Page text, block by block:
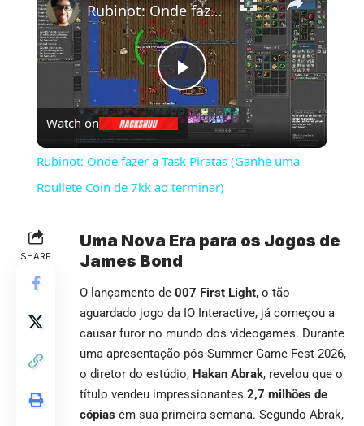
Play
Video
Rubinot: Onde fazer a Task Piratas (Ganhe uma Roullete Coin de 7kk ao terminar)
Watch on
Rubinot: Onde fazer a Task Piratas (Ganhe uma
Roullete Coin de 7kk ao terminar)
SHARE
Uma Nova Era para os Jogos de
James Bond
O lançamento de 007 First Light, o tão
aguardado jogo da IO Interactive, já começou a
causar furor no mundo dos videogames. Durante
uma apresentação pós-Summer Game Fest 2026,
o diretor do estúdio, Hakan Abrak, revelou que o
título vendeu impressionantes 2,7 milhões de
cópias em sua primeira semana. Segundo Abrak,